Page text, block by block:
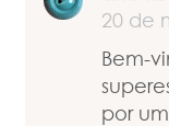
20 de
Bem-
por